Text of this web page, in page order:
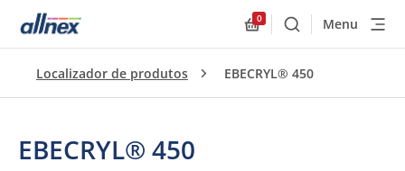
0
BuscarMenu
Localizador de produtos EBECRYL® 450
EBECRYL® 450